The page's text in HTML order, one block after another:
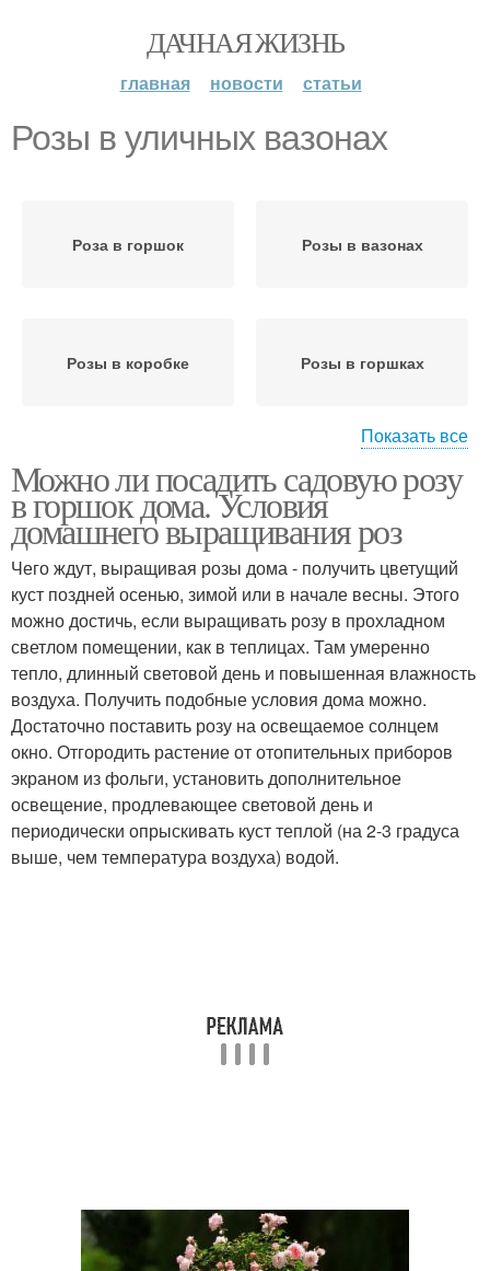
ДАЧНАЯ ЖИЗНЬ
главная новости статьи
Розы в уличных вазонах
Роза в горшок Розы в вазонах
Розы в коробке Розы в горшках
Миниатюрные розы Розы в открытый грунт
Уличная роза
Показать все
Можно ли посадить садовую розу
в горшок дома. Условия
домашнего выращивания роз
Чего ждут, выращивая розы дома - получить цветущий
куст поздней осенью, зимой или в начале весны. Этого
можно достичь, если выращивать розу в прохладном
светлом помещении, как в теплицах. Там умеренно
тепло, длинный световой день и повышенная влажность
воздуха. Получить подобные условия дома можно.
Достаточно поставить розу на освещаемое солнцем
окно. Отгородить растение от отопительных приборов
экраном из фольги, установить дополнительное
освещение, продлевающее световой день и
периодически опрыскивать куст теплой (на 2-3 градуса
выше, чем температура воздуха) водой.